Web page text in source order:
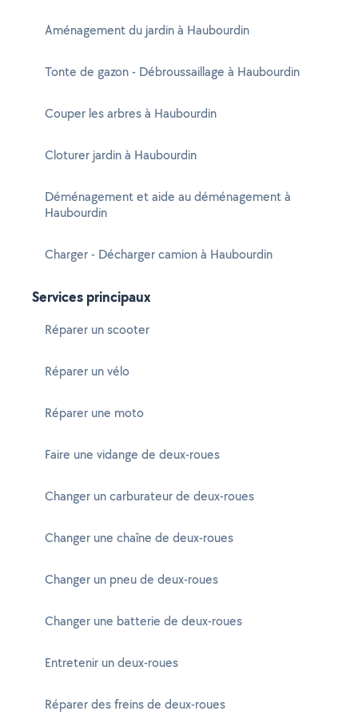
Aménagement du jardin à Haubourdin
Tonte de gazon - Débroussaillage à Haubourdin
Couper les arbres à Haubourdin
Cloturer jardin à Haubourdin
Déménagement et aide au déménagement à
Haubourdin
Charger - Décharger camion à Haubourdin
Services principaux
Réparer un scooter
Réparer un vélo
Réparer une moto
Faire une vidange de deux-roues
Changer un carburateur de deux-roues
Changer une chaîne de deux-roues
Changer un pneu de deux-roues
Changer une batterie de deux-roues
Entretenir un deux-roues
Réparer des freins de deux-roues